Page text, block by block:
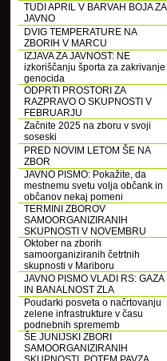
TUDI APRIL V BARVAH BOJA ZA
JAVNO
DVIG TEMPERATURE NA
ZBORIH V MARCU
IZJAVA ZA JAVNOST: NE
izkoriščanju športa za zakrivanje
genocida
ODPRTI PROSTORI ZA
RAZPRAVO O SKUPNOSTI V
FEBRUARJU
Začnite 2025 na zboru v svoji
soseski
PRED NOVIM LETOM ŠE NA
ZBOR
JAVNO PISMO: Pokažite, da
mestnemu svetu volja občank in
občanov nekaj pomeni
TERMINI ZBOROV
SAMOORGANIZIRANIH
SKUPNOSTI V NOVEMBRU
Oktober na zborih
samoorganiziranih četrtnih
skupnosti v Mariboru
JAVNO PISMO VLADI RS: GAZA
IN BANALNOST ZLA
Poudarki posveta o načrtovanju
zelene infrastrukture v času
podnebnih sprememb
ŠE JUNIJSKI ZBORI
SAMOORGANIZIRANIH